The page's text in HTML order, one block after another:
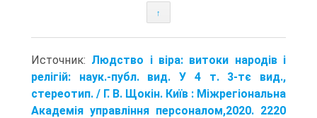
↑
Источник: Людство і віра: витоки народів і
релігій: наук.-публ. вид. У 4 т. 3-тє вид.,
стереотип. / Г. В. Щокін. Київ : Міжрегіональна
Академія управління персоналом,2020. 2220